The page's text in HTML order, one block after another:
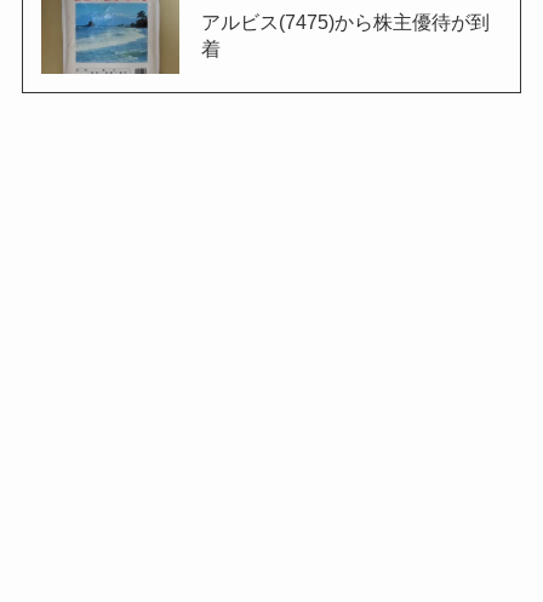
アルビス(7475)から株主優待が到
着